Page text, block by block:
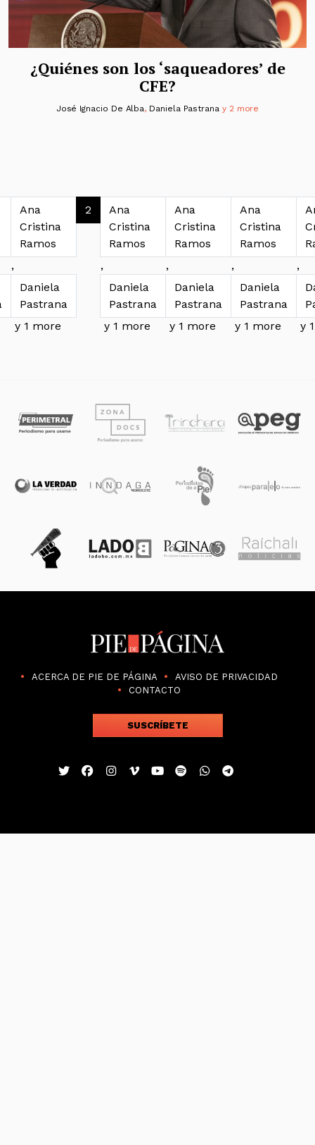
¿Quiénes son los ‘saqueadores’ de
CFE?
José Ignacio De Alba, Daniela Pastrana y 2 more
de entradas
Ana
Cristina
Ramos
,
Daniela
Pastrana
y 1 more
2
Ana
Cristina
Ramos
,
Daniela
Pastrana
y 1 more
Ana
Cristina
Ramos
,
Daniela
Pastrana
y 1 more
Ana
Cristina
Ramos
,
Daniela
Pastrana
y 1 more
,
y
ACERCA DE PIE DE PÁGINA
AVISO DE PRIVACIDAD
CONTACTO
SUSCRÍBETE